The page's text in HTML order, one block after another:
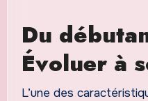
Du
Évoluer à
L’une des